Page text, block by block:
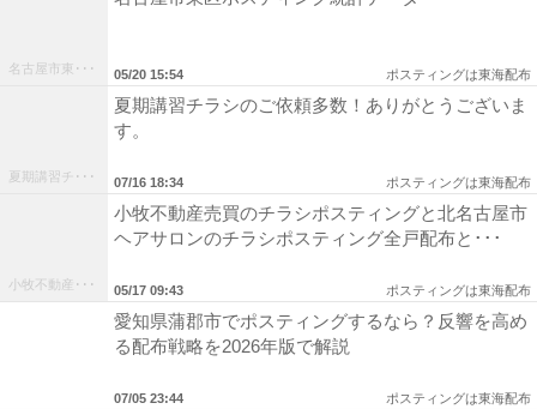
名古屋市東･･･ 05/20 15:54 ポスティングは東海配布
夏期講習チ･･･
夏期講習チラシのご依頼多数！ありがとうございま
す。
07/16 18:34 ポスティングは東海配布
小牧不動産･･･
小牧不動産売買のチラシポスティングと北名古屋市
ヘアサロンのチラシポスティング全戸配布と･･･
05/17 09:43 ポスティングは東海配布
愛知県蒲郡市でポスティングするなら？反響を高め
る配布戦略を2026年版で解説
07/05 23:44 ポスティングは東海配布